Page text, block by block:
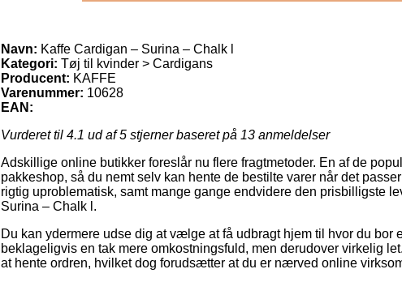
Navn: Kaffe Cardigan – Surina – Chalk l
Kategori: Tøj til kvinder > Cardigans
Producent: KAFFE
Varenummer: 10628
EAN:
Vurderet til 4.1 ud af 5 stjerner baseret på 13 anmeldelser
Adskillige online butikker foreslår nu flere fragtmetoder. En af de
pakkeshop, så du nemt selv kan hente de bestilte varer når det
rigtig uproblematisk, samt mange gange endvidere den prisbilligste
Surina – Chalk l.
Du kan ydermere udse dig at vælge at få udbragt hjem til hvor du bor
beklageligvis en tak mere omkostningsfuld, men derudover virkelig
at hente ordren, hvilket dog forudsætter at du er nærved online